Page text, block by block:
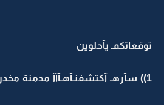
توقعاتكمـ يآحلوين
1)) سآرهـ آكتشفنـآهـآآآ مدمنة